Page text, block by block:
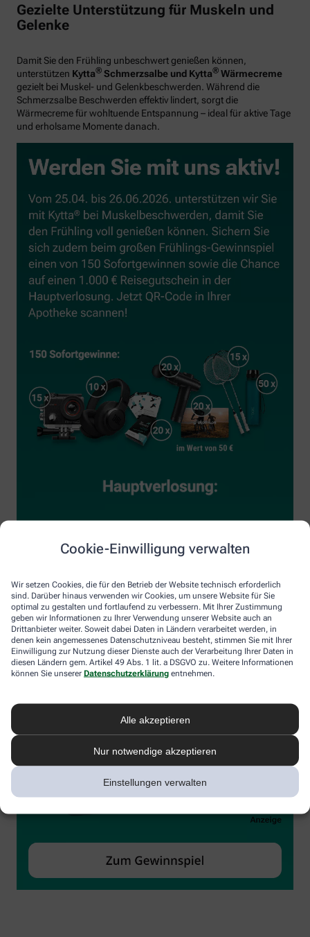
Cookie-Einwilligung verwalten
Wir setzen Cookies, die für den Betrieb der Website technisch erforderlich
sind. Darüber hinaus verwenden wir Cookies, um unsere Website für Sie
optimal zu gestalten und fortlaufend zu verbessern. Mit Ihrer Zustimmung
geben wir Informationen zu Ihrer Verwendung unserer Website auch an
Drittanbieter weiter. Soweit dabei Daten in Ländern verarbeitet werden, in
denen kein angemessenes Datenschutzniveau besteht, stimmen Sie mit Ihrer
Einwilligung zur Nutzung dieser Dienste auch der Verarbeitung Ihrer Daten in
diesen Ländern gem. Artikel 49 Abs. 1 lit. a DSGVO zu. Weitere Informationen
können Sie unserer Datenschutzerklärung entnehmen.
Alle akzeptieren
Nur notwendige akzeptieren
Einstellungen verwalten
Gezielte Unterstützung für Muskeln und
Gelenke
Damit Sie den Frühling unbeschwert genießen können,
unterstützen Kytta® Schmerzsalbe und Kytta® Wärmecreme
gezielt bei Muskel- und Gelenkbeschwerden. Während die
Schmerzsalbe Beschwerden effektiv lindert, sorgt die
Wärmecreme für wohltuende Entspannung – ideal für aktive Tage
und erholsame Momente danach.